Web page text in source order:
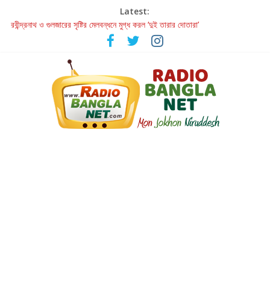
Latest:
রবীন্দ্রনাথ ও গুলজারের সৃষ্টির মেলবন্ধনে মুগ্ধ করল ‘দুই তারার দোতারা’
কলের গান থেকে রীলস্ — বাঙালির গান শোনার বিবর্তনের গল্প
জগন্নাথমঙ্গলম্ — বাংলায় প্রথমবার মঞ্চে এবার রথযাত্রার উদযাপন
Retribution: A Thought-Provoking Short Film That Challenges
Our Understanding of Justice
হাওয়া বদলের টলিউডে ‘তুমি এলে তাই’